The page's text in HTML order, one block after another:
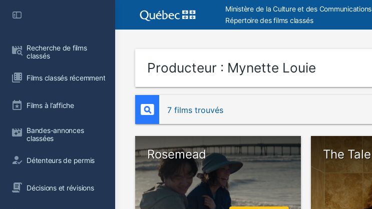
Recherche de films
classés
Films classés récemment
Films à l’affiche
Bandes-annonces
classées
Détenteurs de permis
Décisions et révisions
Ministère de la Culture et des Communications
Répertoire des films classés
Producteur : Mynette Louie
7 films trouvés
Rosemead The Tale